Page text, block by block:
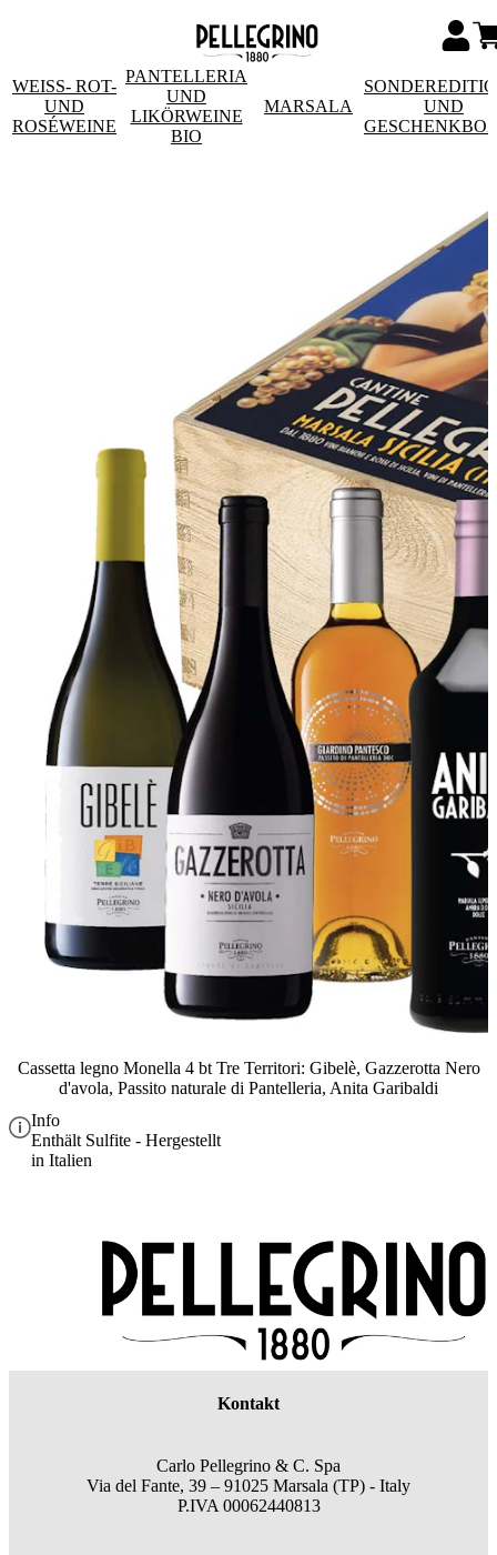
WEISS- ROT- U
ND R
OSÉWEINE
PANTELLERIA
UND
LIKÖRWEINE
BIO
MARSALA
UND
Cassetta legno Monella 4 bt Tre Territori: Gibelè, Gazzerotta Nero
d'avola, Passito naturale di Pantelleria, Anita Garibaldi
Info
Enthält Sulfite - Hergestellt
in Italien
Kontakt
Carlo Pellegrino & C. Spa
Via del Fante, 39 – 91025 Marsala (TP) - Italy
P.IVA 00062440813